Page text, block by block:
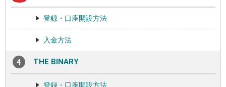
登録・口座開設方法
入金方法
THE BINARY
登録・口座開設方法